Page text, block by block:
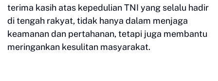
terima kasih atas kepedulian TNI yang selalu hadir
di tengah rakyat, tidak hanya dalam menjaga
keamanan dan pertahanan, tetapi juga membantu
meringankan kesulitan masyarakat.